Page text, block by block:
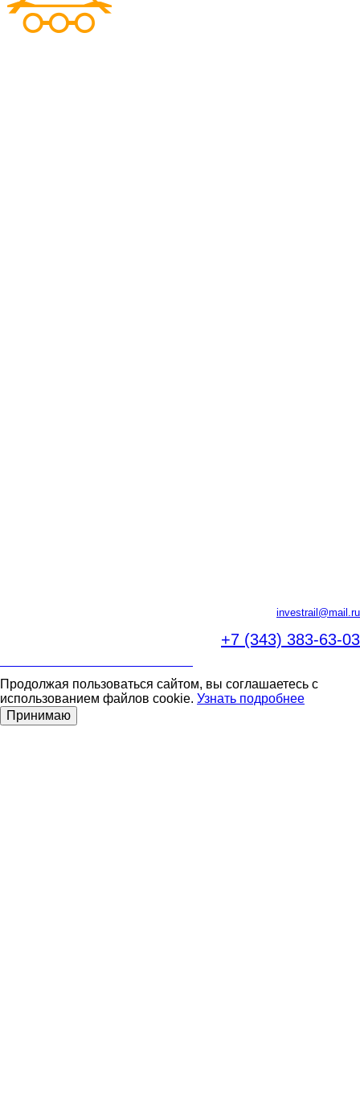
investrail@mail.ru
+7 (343) 383-63-03
Продолжая пользоваться сайтом, вы соглашаетесь с
использованием файлов cookie. Узнать подробнее
Принимаю